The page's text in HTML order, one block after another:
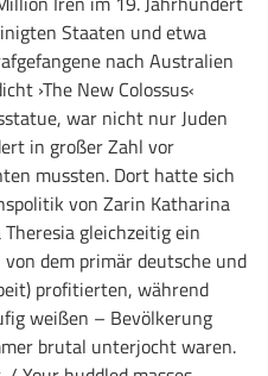
Staaten und etwa
nach Australien
›The New Colossus‹
war nicht nur Juden
in großer Zahl vor
mussten. Dort hatte sich
von Zarin Katharina
gleichzeitig ein
dem primär deutsche und
profitierten, während
weißen – Bevölkerung
brutal unterjocht waren.